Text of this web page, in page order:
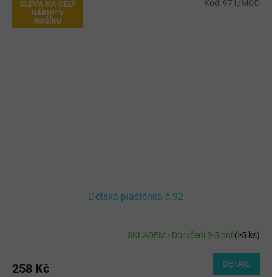
SLEVA NA CELÝ
NÁKUP V
KOŠÍKU
Dětská pláštěnka č.92
SKLADEM - Doručení 3-5 dní(>5 ks)
258 Kč DETAIL
Kód: 971/MOD